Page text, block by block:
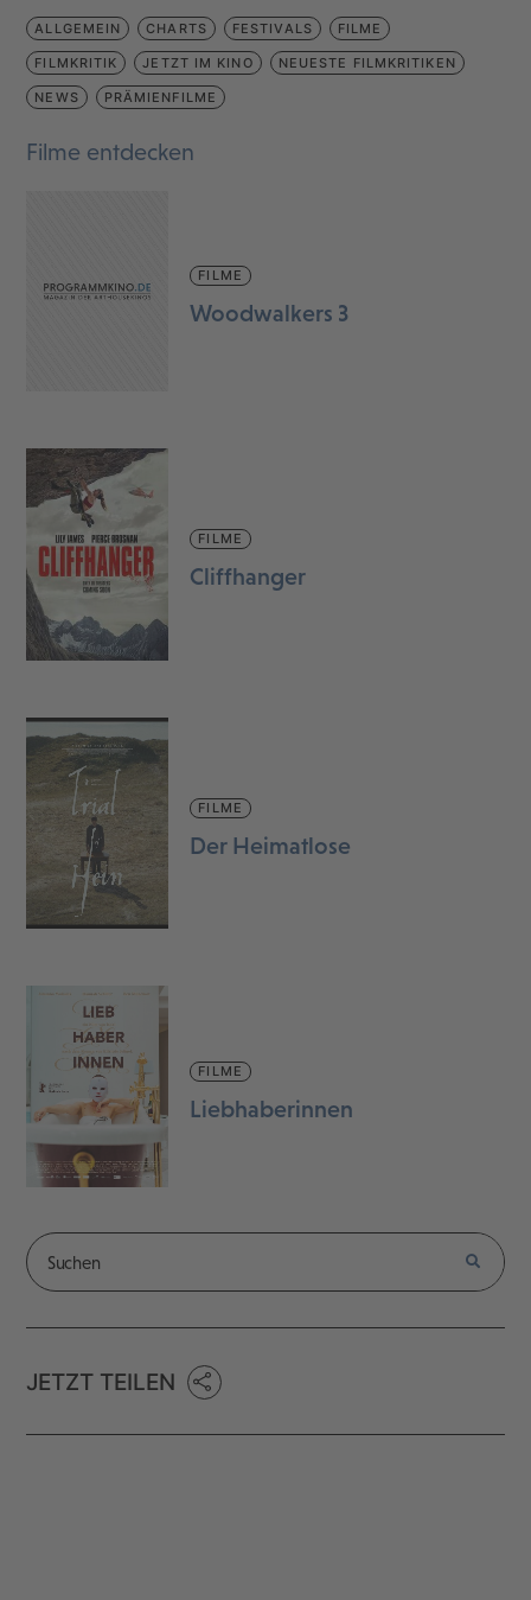
ALLGEMEIN CHARTS FESTIVALS FILME
FILMKRITIK JETZT IM KINO NEUESTE FILMKRITIKEN
NEWS PRÄMIENFILME
Filme entdecken
FILME
Woodwalkers 3
FILME
Cliffhanger
FILME
Der Heimatlose
FILME
Liebhaberinnen
JETZT TEILEN